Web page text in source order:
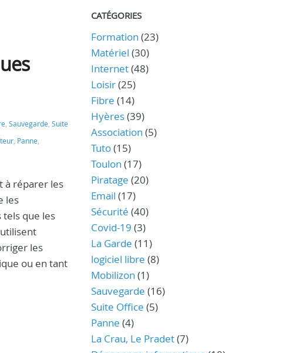
, Sauvegarde, Suite
, Panne,
à réparer les
les
que les
les
ou en tant
CATÉGORIES
Formation (23)
Matériel (30)
Internet(48)
Loisir(25)
Fibre (14)
Hyères(39)
Association (5)
Tuto(15)
Toulon (17)
Piratage (20)
Email (17)
Sécurité (40)
Covid-19 (3)
La Garde (11)
logiciel libre (8)
Mobilizon (1)
Sauvegarde (16)
Suite Office (5)
Panne (4)
La Crau, Le Pradet(7)